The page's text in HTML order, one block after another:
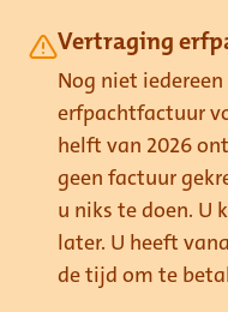
Vertraging
Nog niet
erfpachtfactuur
helft van 2026
geen factuur
u niks te doen. U
later. U heeft
de tijd om te